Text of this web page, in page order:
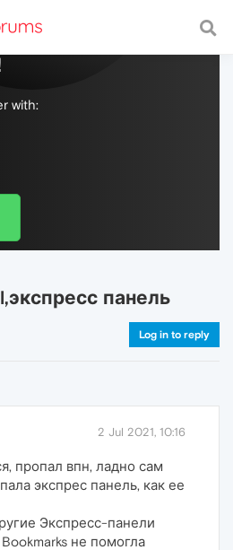
with a fast and
with:
панель
Log in to reply
2 Jul 2021, 10:16
пропал впн, ладно сам
экспрес панель, как ее
Экспресс-панели
не помогла